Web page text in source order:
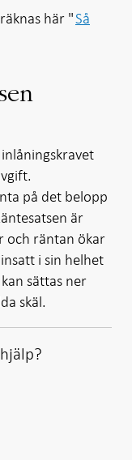
här "Så
på det belopp
är
och räntan ökar
i sin helhet
sättas ner
skäl.